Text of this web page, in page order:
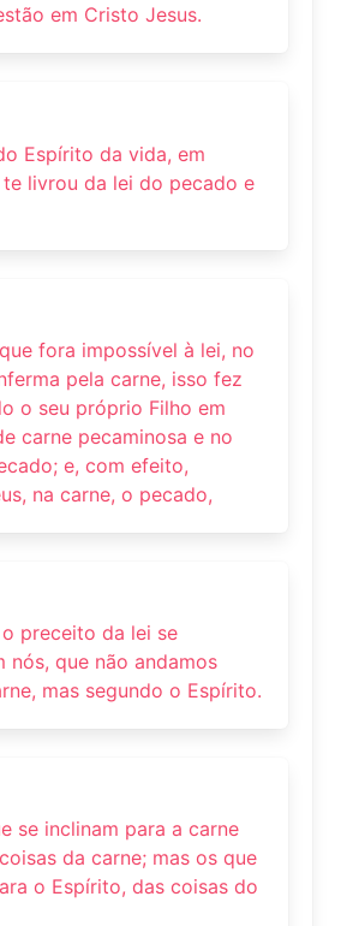
em Cristo Jesus.
Espírito da vida, em
livrou da lei do pecado e
fora impossível à lei, no
pela carne, isso fez
o seu próprio Filho em
carne pecaminosa e no
e, com efeito,
na carne, o pecado,
preceito da lei se
nós, que não andamos
mas segundo o Espírito.
se inclinam para a carne
da carne; mas os que
o Espírito, das coisas do